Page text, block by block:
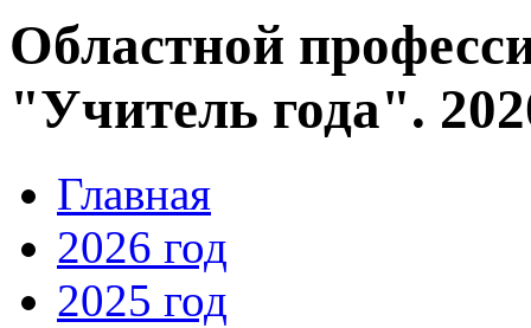
Областной
"Учитель года".
Главная
2026 год
2025 год